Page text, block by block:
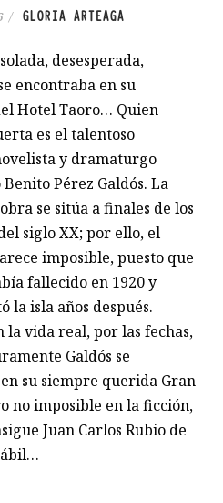
/ GLORIA ARTEAGA
desesperada,
encontraba en su
Hotel Taoro… Quien
es el talentoso
y dramaturgo
Pérez Galdós. La
se sitúa a finales de los
siglo XX; por ello, el
imposible, puesto que
fallecido en 1920 y
la isla años después.
la vida real, por las fechas,
Galdós se
su siempre querida Gran
no imposible en la ficción,
Juan Carlos Rubio de